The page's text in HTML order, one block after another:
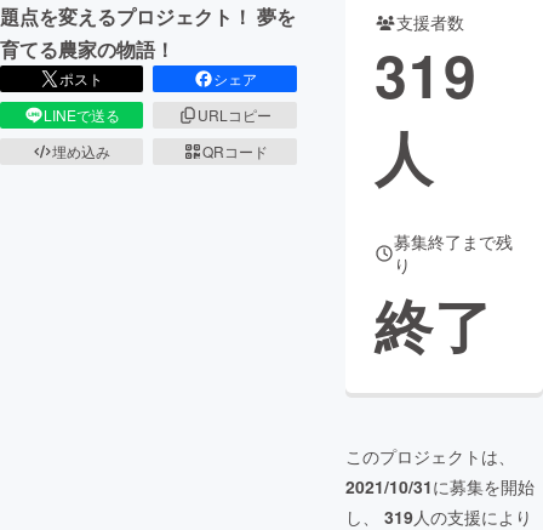
題点を変えるプロジェクト！ 夢を
育てる農家の物語！
ポスト
シェア
LINEで送る
URLコピー
埋め込み
QRコード
支援者数
319
人
募集終了まで残
り
終了
このプロジェクトは、
2021/10/31に募集を開始
し、 319人の支援により